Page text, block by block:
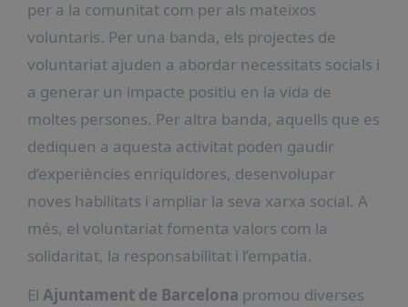
per a la comunitat com per als mateixos
voluntaris. Per una banda, els projectes de
voluntariat ajuden a abordar necessitats socials i
a generar un impacte positiu en la vida de
moltes persones. Per altra banda, aquells que es
dediquen a aquesta activitat poden gaudir
d’experiències enriquidores, desenvolupar
noves habilitats i ampliar la seva xarxa social. A
més, el voluntariat fomenta valors com la
solidaritat, la responsabilitat i l’empatia.
El Ajuntament de Barcelona promou diverses